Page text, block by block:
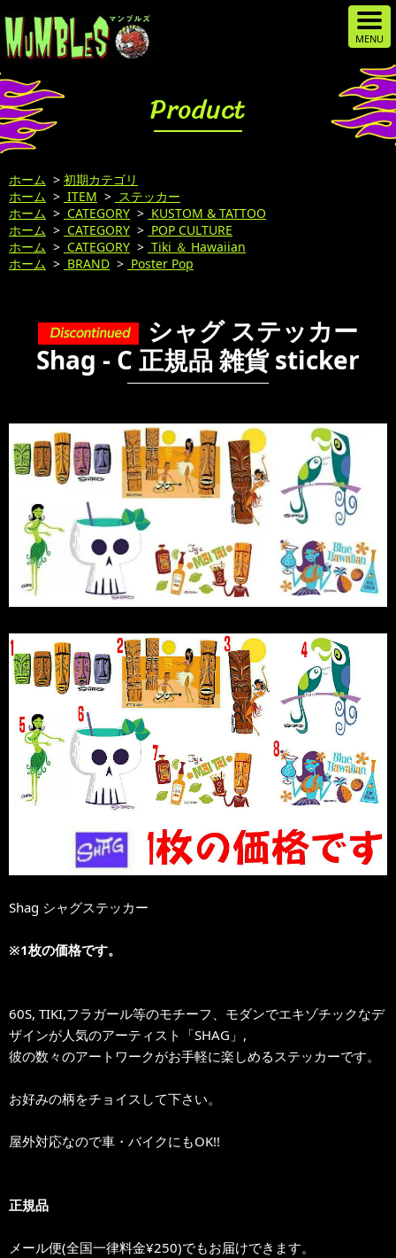
Product
ホーム > 初期カテゴリ
ホーム > ITEM > ステッカー
ホーム > CATEGORY > KUSTOM & TATTOO
ホーム > CATEGORY > POP CULTURE
ホーム > CATEGORY > Tiki ＆ Hawaiian
ホーム > BRAND > Poster Pop
シャグ ステッカー
Shag - C 正規品 雑貨 sticker
Shag シャグステッカー
※1枚の価格です。
60S, TIKI,フラガール等のモチーフ、モダンでエキゾチックなデ
ザインが人気のアーティスト「SHAG」,
彼の数々のアートワークがお手軽に楽しめるステッカーです。
お好みの柄をチョイスして下さい。
屋外対応なので車・バイクにもOK!!
正規品
メール便(全国一律料金¥250)でもお届けできます。